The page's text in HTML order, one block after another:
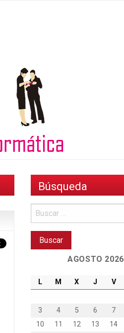
Búsqueda
AGOSTO 2026
L M X J V
3
4 5 6 7
10
11 12 13 14